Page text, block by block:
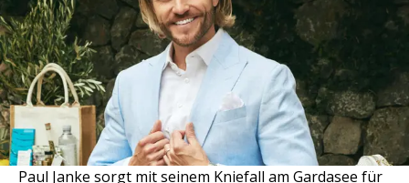
Paul Janke sorgt mit seinem Kniefall am Gardasee für